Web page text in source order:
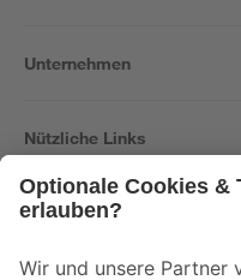
Unternehmen
Nützliche Links
Der toom Newsletter: Keine